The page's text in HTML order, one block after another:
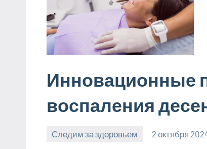
Инновационные
воспаления
Следим за здоровьем 2 октября